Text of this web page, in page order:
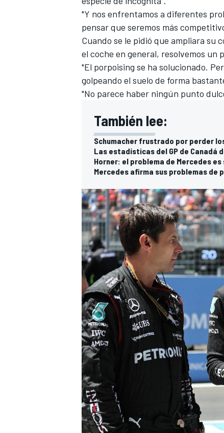
WRC
"Y nos enfrentamos a diferentes
pensar que seremos más
Cuando se le pidió que ampliara su
el coche en general, resolvemos un
"El porpoising se ha solucionado.
golpeando el suelo de forma
"No parece haber ningún punto
También lee:
Schumacher frustrado por perder
Las estadísticas del GP de Canadá
Horner: el problema de Mercedes es
Mercedes afirma sus problemas